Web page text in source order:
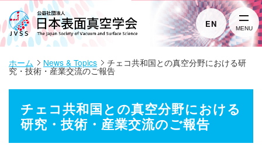
EN MENU
ホーム News & Topics チェコ共和国との真空分野における研
究・技術・産業交流のご報告
チェコ共和国との真空分野における
研究・技術・産業交流のご報告